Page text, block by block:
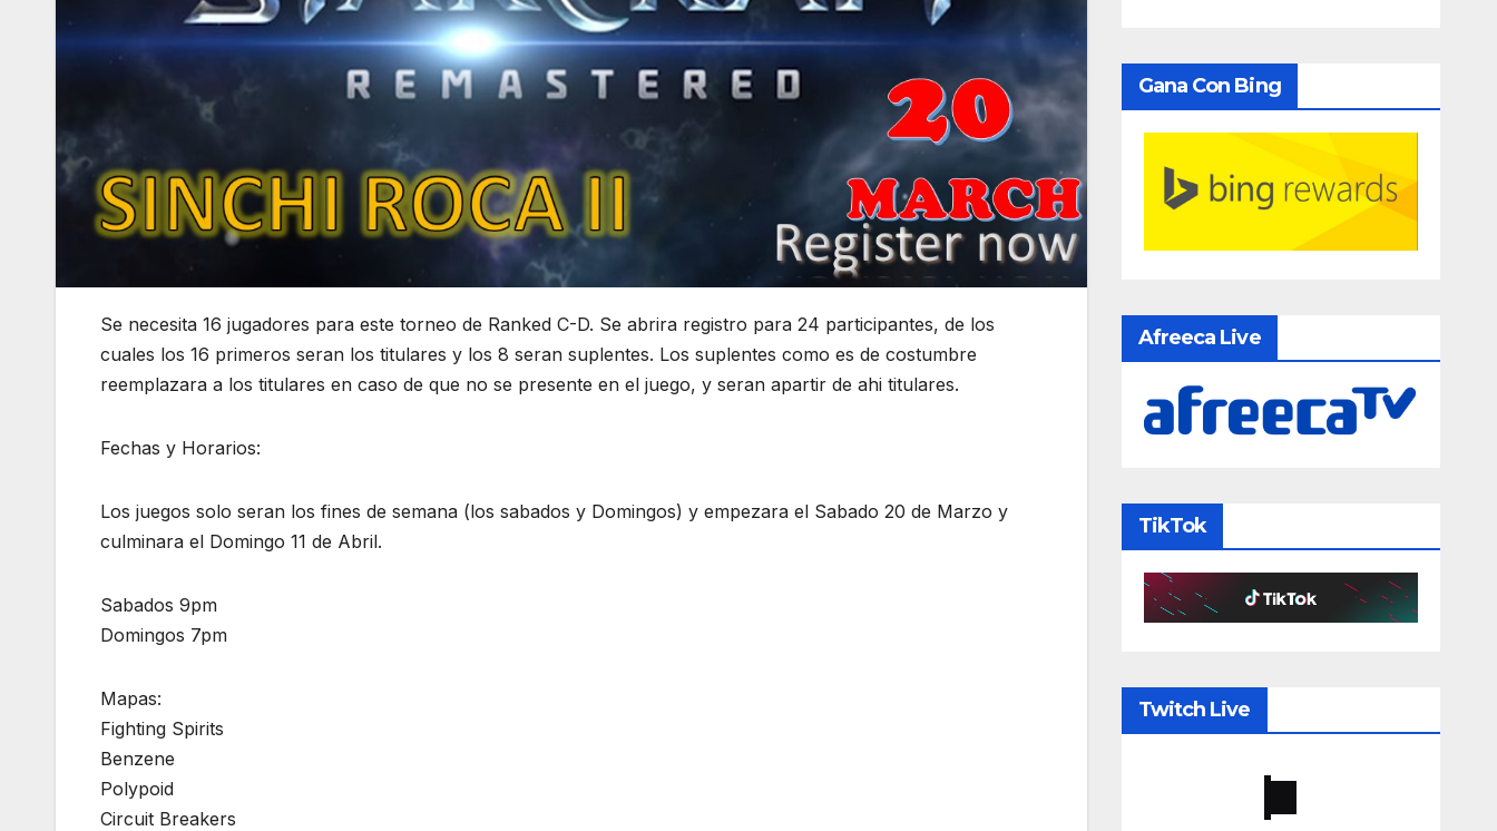
Se necesita 16 jugadores para este torneo de Ranked C-D. Se abrira registro para 24 participantes, de los
cuales los 16 primeros seran los titulares y los 8 seran suplentes. Los suplentes como es de costumbre
reemplazara a los titulares en caso de que no se presente en el juego, y seran apartir de ahi titulares.
Fechas y Horarios:
Los juegos solo seran los fines de semana (los sabados y Domingos) y empezara el Sabado 20 de Marzo y
culminara el Domingo 11 de Abril.
Sabados 9pm
Domingos 7pm
Mapas:
Fighting Spirits
Benzene
Polypoid
Circuit Breakers
Gana Con Bing
Afreeca Live
TikTok
Twitch Live